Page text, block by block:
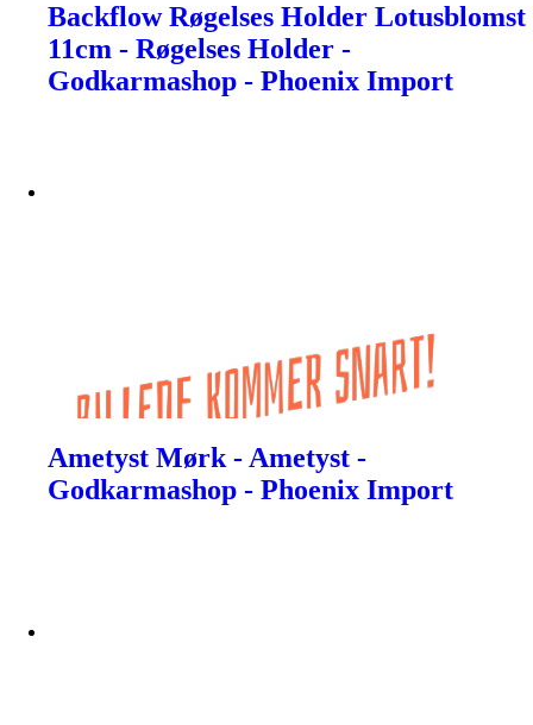
Backflow Røgelses Holder Lotusblomst
11cm - Røgelses Holder -
Godkarmashop - Phoenix Import
Ametyst Mørk - Ametyst -
Godkarmashop - Phoenix Import